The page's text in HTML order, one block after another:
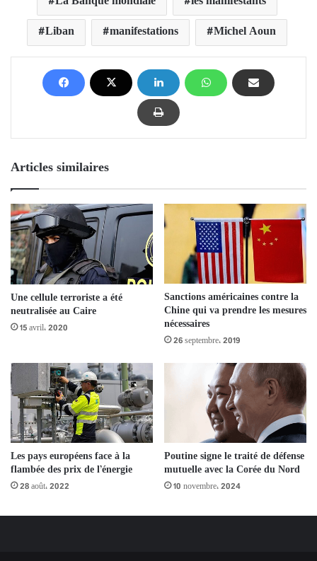
Liban
manifestations Michel Aoun
Articles similaires
Une cellule terroriste a été
neutralisée au Caire
15 avril، 2020
Sanctions américaines contre la
Chine qui va prendre les mesures
nécessaires
26 septembre، 2019
Les pays européens face à la
flambée des prix de l’énergie
28 août، 2022
Poutine signe le traité de défense
mutuelle avec la Corée du Nord
10 novembre، 2024